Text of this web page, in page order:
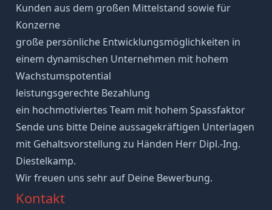
Kunden aus dem großen Mittelstand sowie für
Konzerne
große persönliche Entwicklungsmöglichkeiten in
einem dynamischen Unternehmen mit hohem
Wachstumspotential
leistungsgerechte Bezahlung
ein hochmotiviertes Team mit hohem Spassfaktor
Sende uns bitte Deine aussagekräftigen Unterlagen
mit Gehaltsvorstellung zu Händen Herr Dipl.-Ing.
Diestelkamp.
Wir freuen uns sehr auf Deine Bewerbung.
Kontakt